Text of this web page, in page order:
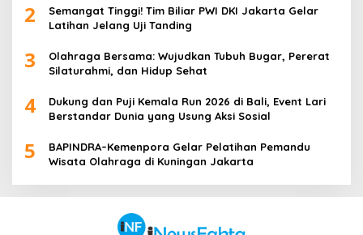
2
Semangat Tinggi! Tim Biliar PWI DKI Jakarta Gelar
Latihan Jelang Uji Tanding
3
Olahraga Bersama: Wujudkan Tubuh Bugar, Pererat
Silaturahmi, dan Hidup Sehat
4
Dukung dan Puji Kemala Run 2026 di Bali, Event Lari
Berstandar Dunia yang Usung Aksi Sosial
5
BAPINDRA–Kemenpora Gelar Pelatihan Pemandu
Wisata Olahraga di Kuningan Jakarta